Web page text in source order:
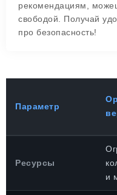
рекомендациям,
свободой. Получай
про безопасность!
Параметр
Ресурсы
и